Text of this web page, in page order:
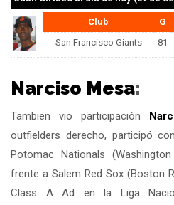
Club G
San Francisco Giants
81
Narciso Mesa:
Tambien vio participación
outfielders derecho, participó
Potomac Nationals
frente a Salem Red Sox (Boston
Class A Ad en la Liga